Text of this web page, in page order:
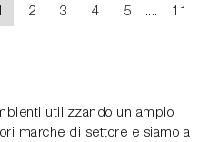
2 3 4 5 .... 11
utilizzando un ampio
marche di settore e siamo a